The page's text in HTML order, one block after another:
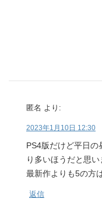
匿名 より:
2023年1月10日 12:30
PS4版だけど平日の
り多いほうだと思い
最新作よりも5の方
返信